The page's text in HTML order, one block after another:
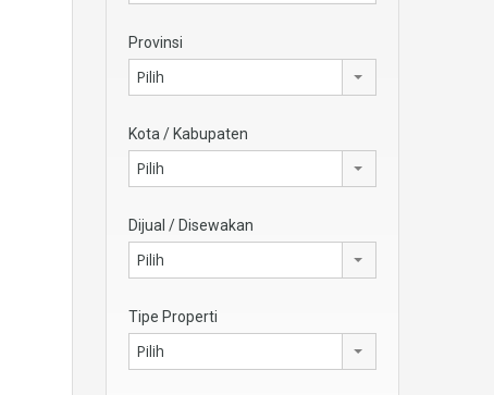
Provinsi
Pilih
Kota / Kabupaten
Pilih
Dijual / Disewakan
Pilih
Tipe Properti
Pilih